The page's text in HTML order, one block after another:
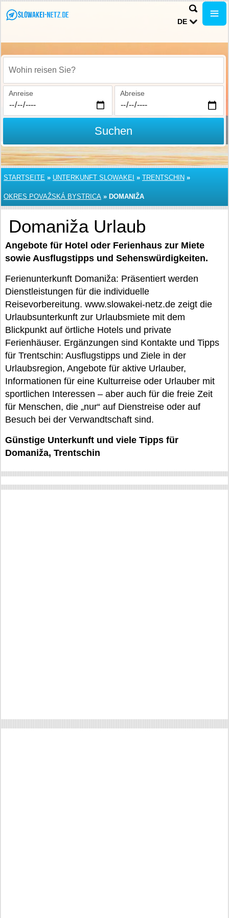
DE
Wohin reisen Sie?
Anreise Abreise
Suchen
STARTSEITE » UNTERKUNFT SLOWAKEI » TRENTSCHIN »
OKRES POVAŽSKÁ BYSTRICA » DOMANIŽA
Domaniža Urlaub
Angebote für Hotel oder Ferienhaus zur Miete
sowie Ausflugstipps und Sehenswürdigkeiten.
Ferienunterkunft Domaniža: Präsentiert werden
Dienstleistungen für die individuelle
Reisevorbereitung. www.slowakei-netz.de zeigt die
Urlaubsunterkunft zur Urlaubsmiete mit dem
Blickpunkt auf örtliche Hotels und private
Ferienhäuser. Ergänzungen sind Kontakte und Tipps
für Trentschin: Ausflugstipps und Ziele in der
Urlaubsregion, Angebote für aktive Urlauber,
Informationen für eine Kulturreise oder Urlauber mit
sportlichen Interessen – aber auch für die freie Zeit
für Menschen, die „nur“ auf Dienstreise oder auf
Besuch bei der Verwandtschaft sind.
Günstige Unterkunft und viele Tipps für
Domaniža, Trentschin